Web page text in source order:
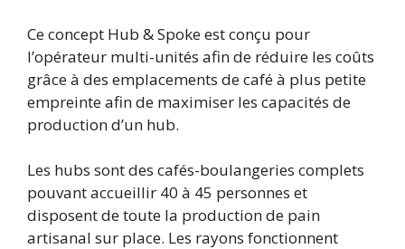
Ce concept Hub & Spoke est conçu pour
l’opérateur multi-unités afin de réduire les coûts
grâce à des emplacements de café à plus petite
empreinte afin de maximiser les capacités de
production d’un hub.
Les hubs sont des cafés-boulangeries complets
pouvant accueillir 40 à 45 personnes et
disposent de toute la production de pain
artisanal sur place. Les rayons fonctionnent